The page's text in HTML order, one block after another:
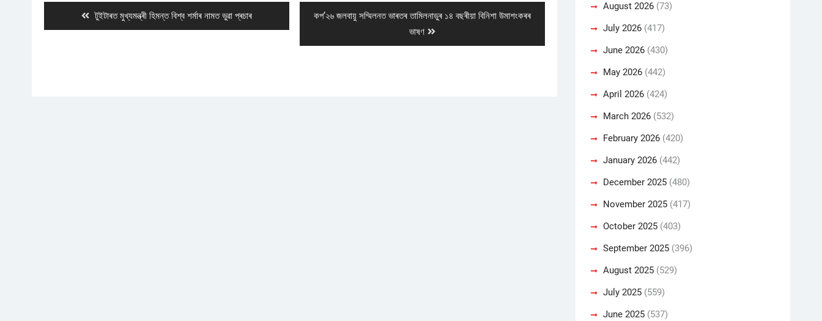
Previous
post:
টুইটাৰত মুখ্যমন্ত্ৰী হিমন্ত বিশ্ব শৰ্মাৰ নামত ভুৱা প্ৰচাৰ
Next
কপʼ২৬ জলবায়ু সম্মিলনত ভাৰতৰ তামিলনাডুৰ ১৪ বছৰীয়া বিনিশা উমাশংকৰৰ
ভাষণ
August 2026 (73)
July 2026 (417)
June 2026 (430)
May 2026 (442)
April 2026 (424)
March 2026 (532)
February 2026 (420)
January 2026 (442)
December 2025 (480)
November 2025 (417)
October 2025 (403)
September 2025 (396)
August 2025 (529)
July 2025 (559)
June 2025 (537)